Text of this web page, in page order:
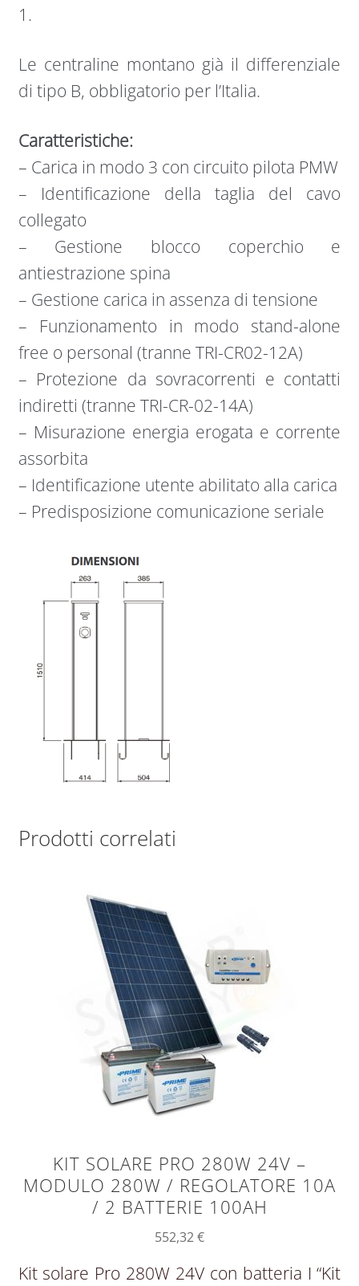
1.
Le centraline montano già il differenziale
di tipo B, obbligatorio per l’Italia.
Caratteristiche:
– Carica in modo 3 con circuito pilota PMW
– Identificazione della taglia del cavo
collegato
– Gestione blocco coperchio e
antiestrazione spina
– Gestione carica in assenza di tensione
– Funzionamento in modo stand-alone
free o personal (tranne TRI-CR02-12A)
– Protezione da sovracorrenti e contatti
indiretti (tranne TRI-CR-02-14A)
– Misurazione energia erogata e corrente
assorbita
– Identificazione utente abilitato alla carica
– Predisposizione comunicazione seriale
Prodotti correlati
KIT SOLARE PRO 280W 24V –
MODULO 280W / REGOLATORE 10A
/ 2 BATTERIE 100AH
552,32€
Kit solare Pro 280W 24V con batteria I “Kit